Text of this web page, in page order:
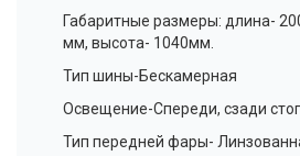
Габаритные размеры: длина-
мм, высота- 1040мм.
Тип шины-Бескамерная
Освещение-Спереди, сзади
Тип передней фары-